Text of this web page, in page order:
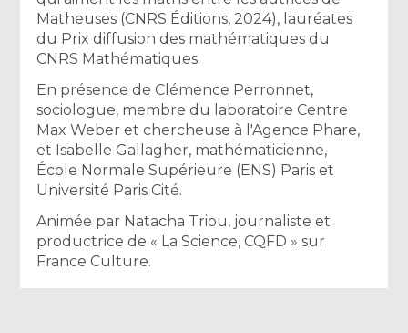
Matheuses (CNRS Éditions, 2024), lauréates
du Prix diffusion des mathématiques du
CNRS Mathématiques.
En présence de Clémence Perronnet,
sociologue, membre du laboratoire Centre
Max Weber et chercheuse à l'Agence Phare,
et Isabelle Gallagher, mathématicienne,
École Normale Supérieure (ENS) Paris et
Université Paris Cité.
Animée par Natacha Triou, journaliste et
productrice de « La Science, CQFD » sur
France Culture.